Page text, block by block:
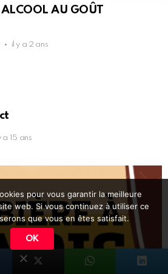
ALCOOL AU GOÛT
il y a 2 ans
a 15 ans
pour vous garantir la meilleure
web. Si vous continuez à utiliser ce
que vous en êtes satisfait.
OK